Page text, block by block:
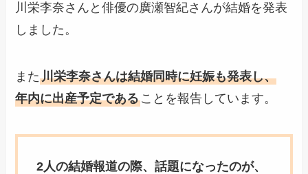
川栄李奈さんと俳優の廣瀬智紀さんが結婚を発表
しました。
また川栄李奈さんは結婚同時に妊娠も発表し、
年内に出産予定であることを報告しています。
2人の結婚報道の際、話題になったのが、